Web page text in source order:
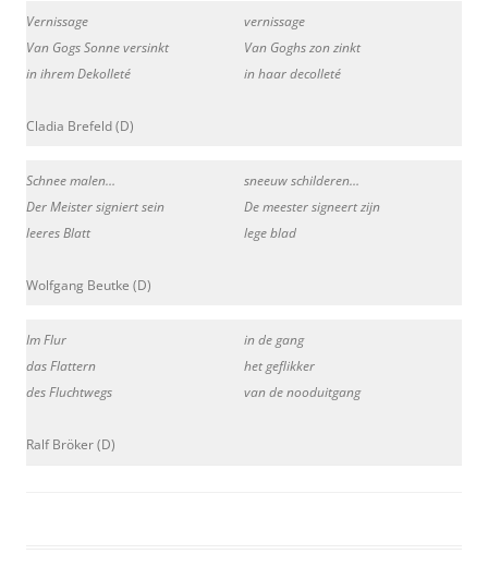
Vernissage
Van Gogs Sonne versinkt
in ihrem Dekolleté
Cladia Brefeld (D)
vernissage
Van Goghs zon zinkt
in haar decolleté
Schnee malen…
Der Meister signiert sein
leeres Blatt
Wolfgang Beutke (D)
sneeuw schilderen…
De meester signeert zijn
lege blad
Im Flur
das Flattern
des Fluchtwegs
Ralf Bröker (D)
in de gang
het geflikker
van de nooduitgang